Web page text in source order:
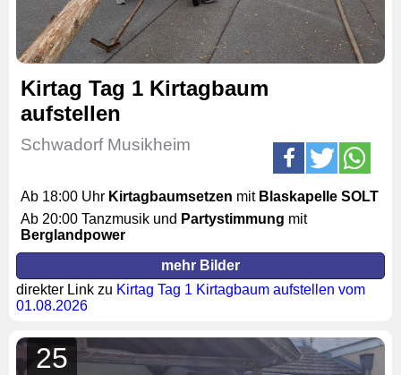
Kirtag Tag 1 Kirtagbaum
aufstellen
Schwadorf Musikheim
Ab 18:00 Uhr Kirtagbaumsetzen mit Blaskapelle SOLT
Ab 20:00 Tanzmusik und Partystimmung mit
Berglandpower
mehr Bilder
direkter Link zu Kirtag Tag 1 Kirtagbaum aufstellen vom
01.08.2026
25